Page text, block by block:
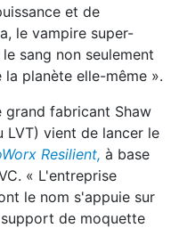
et de
le vampire super-
sang non seulement
planète elle-même ».
grand fabricant Shaw
LVT) vient de lancer le
Resilient, à base
« L'entreprise
le nom s'appuie sur
de moquette